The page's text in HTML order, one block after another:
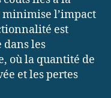
l’impact
est
les
où la quantité de
et les pertes